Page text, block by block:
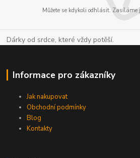
Můžete se kdykoli odhlásit. Zasíláme
Dárky od srdce, které vždy potěší.
Informace pro zákazníky
Jak nakupovat
Obchodní podmínky
Blog
Kontakty